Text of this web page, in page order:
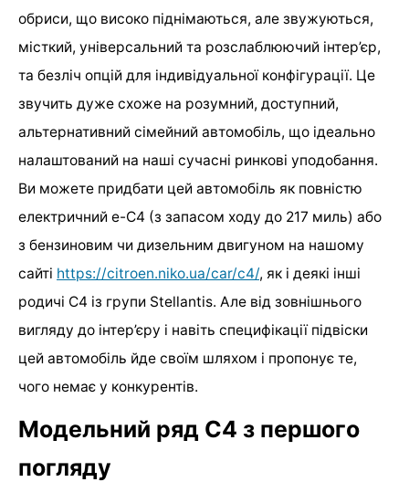
обриси, що високо піднімаються, але звужуються,
місткий, універсальний та розслаблюючий інтер’єр,
та безліч опцій для індивідуальної конфігурації. Це
звучить дуже схоже на розумний, доступний,
альтернативний сімейний автомобіль, що ідеально
налаштований на наші сучасні ринкові уподобання.
Ви можете придбати цей автомобіль як повністю
електричний е-C4 (з запасом ходу до 217 миль) або
з бензиновим чи дизельним двигуном на нашому
сайті https://citroen.niko.ua/car/c4/, як і деякі інші
родичі C4 із групи Stellantis. Але від зовнішнього
вигляду до інтер’єру і навіть специфікації підвіски
цей автомобіль йде своїм шляхом і пропонує те,
чого немає у конкурентів.
Модельний ряд C4 з першого
погляду